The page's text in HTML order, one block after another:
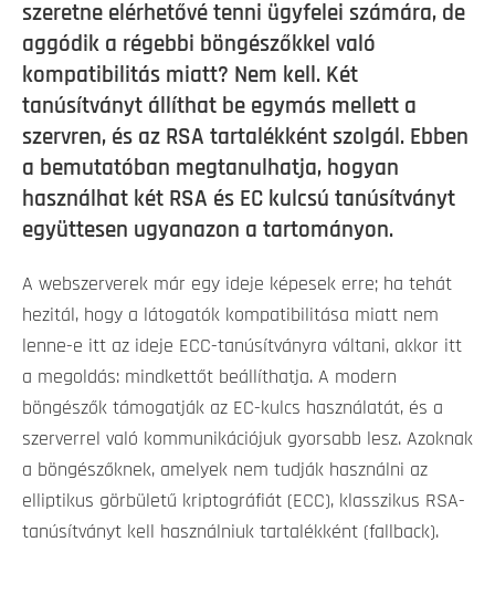
szeretne elérhetővé tenni ügyfelei számára, de
aggódik a régebbi böngészőkkel való
kompatibilitás miatt? Nem kell. Két
tanúsítványt állíthat be egymás mellett a
szervren, és az RSA tartalékként szolgál. Ebben
a bemutatóban megtanulhatja, hogyan
használhat két RSA és EC kulcsú tanúsítványt
együttesen ugyanazon a tartományon.
A webszerverek már egy ideje képesek erre; ha tehát
hezitál, hogy a látogatók kompatibilitása miatt nem
lenne-e itt az ideje ECC-tanúsítványra váltani, akkor itt
a megoldás: mindkettőt beállíthatja. A modern
böngészők támogatják az EC-kulcs használatát, és a
szerverrel való kommunikációjuk gyorsabb lesz. Azoknak
a böngészőknek, amelyek nem tudják használni az
elliptikus görbületű kriptográfiát (ECC), klasszikus RSA-
tanúsítványt kell használniuk tartalékként (fallback).